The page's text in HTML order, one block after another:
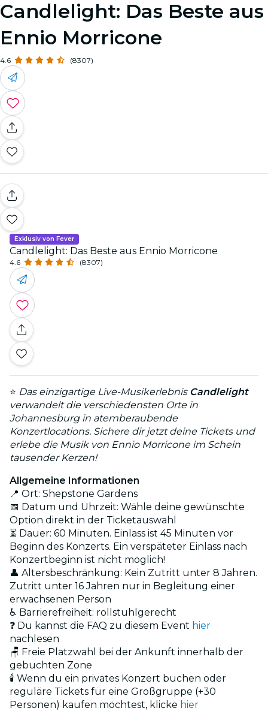
Candlelight: Das Beste aus
Ennio Morricone
4.6 (8307)
Exklusiv von Fever
Candlelight: Das Beste aus Ennio Morricone
4.6 (8307)
⭐ Das einzigartige Live-Musikerlebnis Candlelight
verwandelt die verschiedensten Orte in
Johannesburg in atemberaubende
Konzertlocations. Sichere dir jetzt deine Tickets und
erlebe die Musik von Ennio Morricone im Schein
tausender Kerzen!
Allgemeine Informationen
📍 Ort: Shepstone Gardens
📅 Datum und Uhrzeit: Wähle deine gewünschte
Option direkt in der Ticketauswahl
⏳ Dauer: 60 Minuten. Einlass ist 45 Minuten vor
Beginn des Konzerts. Ein verspäteter Einlass nach
Konzertbeginn ist nicht möglich!
👤 Altersbeschränkung: Kein Zutritt unter 8 Jahren.
Zutritt unter 16 Jahren nur in Begleitung einer
erwachsenen Person
♿ Barrierefreiheit: rollstuhlgerecht
❓ Du kannst die FAQ zu diesem Event hier
nachlesen
🪑 Freie Platzwahl bei der Ankunft innerhalb der
gebuchten Zone
🕯️ Wenn du ein privates Konzert buchen oder
reguläre Tickets für eine Großgruppe (+30
Personen) kaufen möchtest, klicke hier